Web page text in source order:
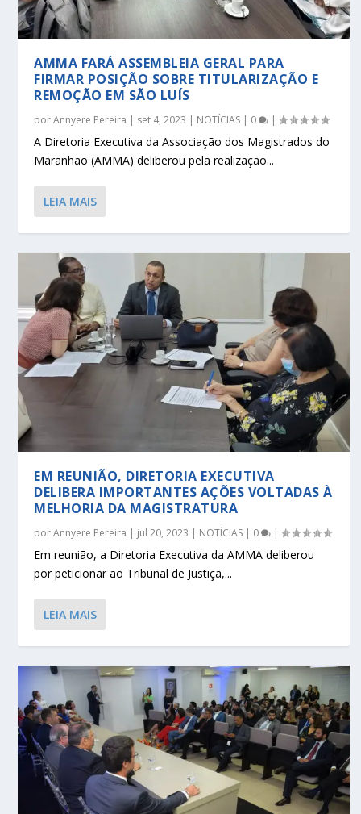
AMMA FARÁ ASSEMBLEIA GERAL PARA
FIRMAR POSIÇÃO SOBRE TITULARIZAÇÃO E
REMOÇÃO EM SÃO LUÍS
porAnnyere Pereira | set 4, 2023 | NOTÍCIAS | 0 |
A Diretoria Executiva da Associação dos Magistrados do
Maranhão (AMMA) deliberou pela realização...
LEIA MAIS
EM REUNIÃO, DIRETORIA EXECUTIVA
DELIBERA IMPORTANTES AÇÕES VOLTADAS À
MELHORIA DA MAGISTRATURA
porAnnyere Pereira | jul 20, 2023 | NOTÍCIAS | 0 |
Em reunião, a Diretoria Executiva da AMMA deliberou
por peticionar ao Tribunal de Justiça,...
LEIA MAIS